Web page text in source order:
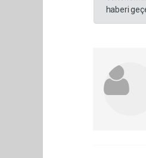
haberi